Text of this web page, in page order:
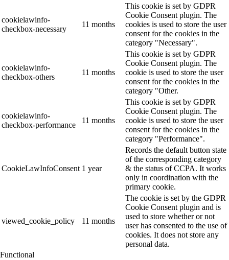
cookielawinfo-
checkbox-necessary
11 months
This cookie is set by GDPR
Cookie Consent plugin. The
cookies is used to store the user
consent for the cookies in the
category "Necessary".
cookielawinfo-
checkbox-others
11 months
This cookie is set by GDPR
Cookie Consent plugin. The
cookie is used to store the user
consent for the cookies in the
category "Other.
cookielawinfo-
checkbox-performance
11 months
This cookie is set by GDPR
Cookie Consent plugin. The
cookie is used to store the user
consent for the cookies in the
category "Performance".
CookieLawInfoConsent 1 year
Records the default button state
of the corresponding category
& the status of CCPA. It works
only in coordination with the
primary cookie.
viewed_cookie_policy 11 months
The cookie is set by the GDPR
Cookie Consent plugin and is
used to store whether or not
user has consented to the use of
cookies. It does not store any
personal data.
Functional